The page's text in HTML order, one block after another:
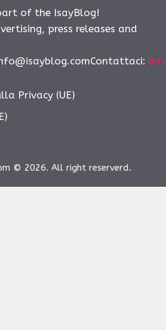
of the IsayBlog!
press releases and
Privacy (UE)
© 2026. All right reserverd.